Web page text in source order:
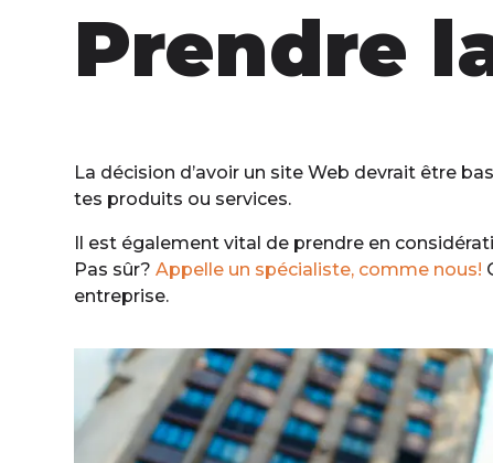
Prendre
La décision d’avoir un site Web devrait être
tes produits ou services.
Il est également vital de prendre en
Pas sûr?Appelle un spécialiste, comme nous!
entreprise.